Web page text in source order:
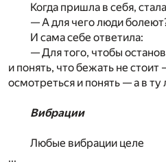
Когда пришла в себя,
— А для чего люди
И сама себе ответила:
— Для того, чтобы
и понять, что бежать не
осмотреться и понять — а в
Вибрации
Любые вибрации целе
...